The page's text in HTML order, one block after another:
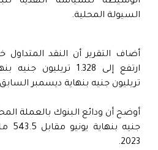
السيولة المحلية.
أضاف التقرير أن النقد المتداول
تريليون جنيه بنهاية ديسمبر
2023.